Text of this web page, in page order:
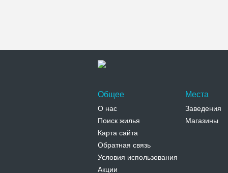
Общее
О нас
Поиск жилья
Карта сайта
Обратная связь
Условия использования
Акции
Места
Заведения
Магазины